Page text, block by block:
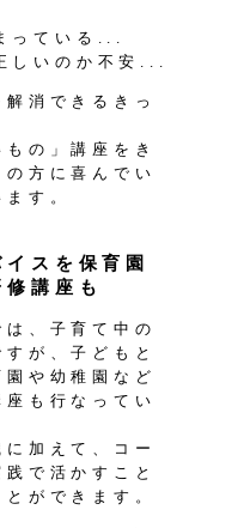
っている...
しいのか不安...
消できるきっ
の」講座をき
方に喜んでい
す。
スを保育園
講座も
、子育て中の
が、子どもと
や幼稚園など
も行なってい
加えて、コー
で活かすこと
ができます。